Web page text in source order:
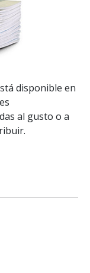
disponible en
al gusto o a